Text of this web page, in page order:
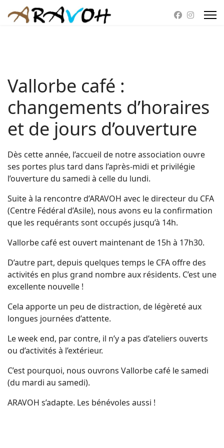
Vallorbe café :
changements d’horaires
et de jours d’ouverture
Dès cette année, l’accueil de notre association ouvre
ses portes plus tard dans l’après-midi et privilégie
l’ouverture du samedi à celle du lundi.
Suite à la rencontre d’ARAVOH avec le directeur du CFA
(Centre Fédéral d’Asile), nous avons eu la confirmation
que les requérants sont occupés jusqu’à 14h.
Vallorbe café est ouvert maintenant de 15h à 17h30.
D’autre part, depuis quelques temps le CFA offre des
activités en plus grand nombre aux résidents. C’est une
excellente nouvelle !
Cela apporte un peu de distraction, de légèreté aux
longues journées d’attente.
Le week end, par contre, il n’y a pas d’ateliers ouverts
ou d’activités à l’extérieur.
C’est pourquoi, nous ouvrons Vallorbe café le samedi
(du mardi au samedi).
ARAVOH s’adapte. Les bénévoles aussi !